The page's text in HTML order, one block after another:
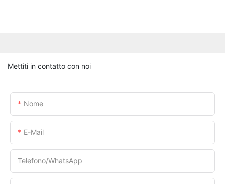
Mettiti in contatto con noi
Nome
E-Mail
Telefono/WhatsApp